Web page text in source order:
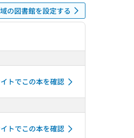
の図書館を設定する
トでこの本を確認
トでこの本を確認